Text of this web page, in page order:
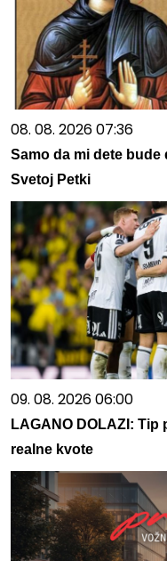
08. 08. 2026 07:36
Samo da mi dete
Svetoj Petki
09. 08. 2026 06:00
LAGANO DOLAZI:
realne kvote